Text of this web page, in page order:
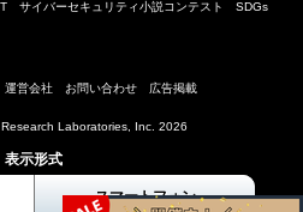
サイバーセキュリティ小説コンテスト SDGs
運営会社 お問い合わせ 広告掲載
Laboratories, Inc. 2026
表示形式
スマートフォン